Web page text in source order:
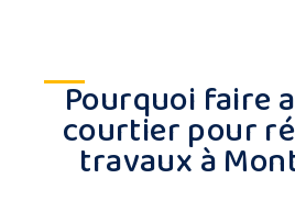
Pourquoi faire
courtier pour
travaux à